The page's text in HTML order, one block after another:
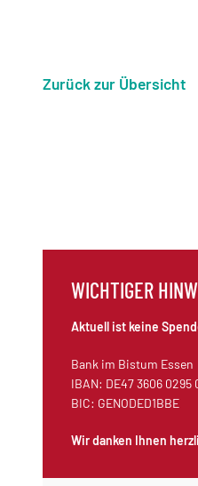
Zurück zur Übersicht
WICHTIGER
Aktuell ist keine
Bank im Bistum Essen
IBAN: DE47 3606 0295
BIC: GENODED1BBE
Wir danken Ihnen